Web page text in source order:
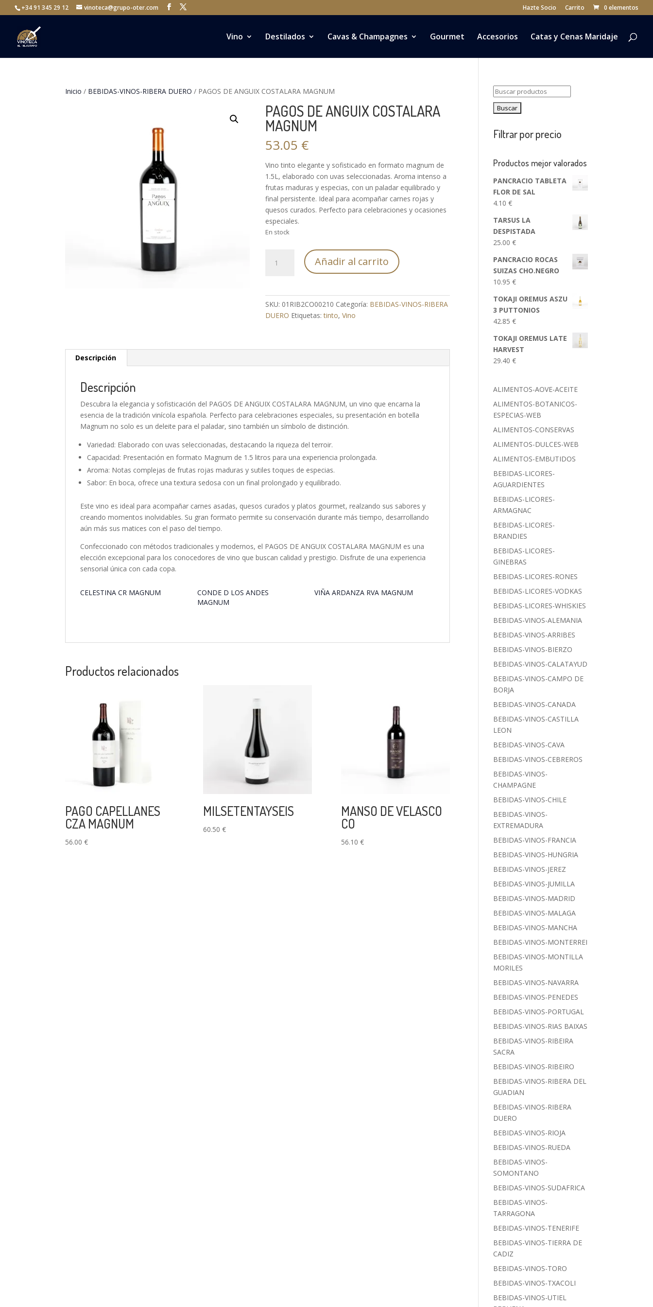
+34 91 345 29 12 vinoteca@grupo-oter.com Hazte Socio Carrito 0 elementos
Vino Destilados Cavas & Champagnes Gourmet Accesorios Catas y Cenas Maridaje
Inicio / BEBIDAS-VINOS-RIBERA DUERO / PAGOS DE ANGUIX COSTALARA MAGNUM
PAGOS DE ANGUIX COSTALARA
MAGNUM
53.05 €
Vino tinto elegante y sofisticado en formato magnum de
1.5L, elaborado con uvas seleccionadas. Aroma intenso a
frutas maduras y especias, con un paladar equilibrado y
final persistente. Ideal para acompañar carnes rojas y
quesos curados. Perfecto para celebraciones y ocasiones
especiales.
En stock
Añadir al carrito
SKU: 01RIB2CO00210 Categoría: BEBIDAS-VINOS-RIBERA
DUERO Etiquetas:tinto,Vino
Descripción
Descripción
Descubra la elegancia y sofisticación del PAGOS DE ANGUIX COSTALARA MAGNUM, un vino que encarna la
esencia de la tradición vinícola española. Perfecto para celebraciones especiales, su presentación en botella
Magnum no solo es un deleite para el paladar, sino también un símbolo de distinción.
Variedad: Elaborado con uvas seleccionadas, destacando la riqueza del terroir.
Capacidad: Presentación en formato Magnum de 1.5 litros para una experiencia prolongada.
Aroma: Notas complejas de frutas rojas maduras y sutiles toques de especias.
Sabor: En boca, ofrece una textura sedosa con un final prolongado y equilibrado.
Este vino es ideal para acompañar carnes asadas, quesos curados y platos gourmet, realzando sus sabores y
creando momentos inolvidables. Su gran formato permite su conservación durante más tiempo, desarrollando
aún más sus matices con el paso del tiempo.
Confeccionado con métodos tradicionales y modernos, el PAGOS DE ANGUIX COSTALARA MAGNUM es una
elección excepcional para los conocedores de vino que buscan calidad y prestigio. Disfrute de una experiencia
sensorial única con cada copa.
CELESTINA CR MAGNUM
CONDE D LOS ANDES
MAGNUM
VIÑA ARDANZA RVA MAGNUM
Productos relacionados
PAGO CAPELLANES
CZA MAGNUM
56.00€
MILSETENTAYSEIS
60.50 €
MANSO DE VELASCO
CO
56.10 €
Buscar:
Filtrar por precio
Productos mejor valorados
PANCRACIO TABLETA
FLOR DE SAL
4.10€
TARSUS LA
DESPISTADA
25.00€
PANCRACIO ROCAS
SUIZAS CHO.NEGRO
10.95€
TOKAJI OREMUS ASZU
3 PUTTONIOS
42.85€
TOKAJI OREMUS LATE
HARVEST
29.40€
ALIMENTOS-AOVE-ACEITE
ALIMENTOS-BOTANICOS-
ESPECIAS-WEB
ALIMENTOS-CONSERVAS
ALIMENTOS-DULCES-WEB
ALIMENTOS-EMBUTIDOS
BEBIDAS-LICORES-
AGUARDIENTES
BEBIDAS-LICORES-
ARMAGNAC
BEBIDAS-LICORES-
BRANDIES
BEBIDAS-LICORES-
GINEBRAS
BEBIDAS-LICORES-RONES
BEBIDAS-LICORES-VODKAS
BEBIDAS-LICORES-WHISKIES
BEBIDAS-VINOS-ALEMANIA
BEBIDAS-VINOS-ARRIBES
BEBIDAS-VINOS-BIERZO
BEBIDAS-VINOS-CALATAYUD
BEBIDAS-VINOS-CAMPO DE
BORJA
BEBIDAS-VINOS-CANADA
BEBIDAS-VINOS-CASTILLA
LEON
BEBIDAS-VINOS-CAVA
BEBIDAS-VINOS-CEBREROS
BEBIDAS-VINOS-
CHAMPAGNE
BEBIDAS-VINOS-CHILE
BEBIDAS-VINOS-
EXTREMADURA
BEBIDAS-VINOS-FRANCIA
BEBIDAS-VINOS-HUNGRIA
BEBIDAS-VINOS-JEREZ
BEBIDAS-VINOS-JUMILLA
BEBIDAS-VINOS-MADRID
BEBIDAS-VINOS-MALAGA
BEBIDAS-VINOS-MANCHA
BEBIDAS-VINOS-MONTERREI
BEBIDAS-VINOS-MONTILLA
MORILES
BEBIDAS-VINOS-NAVARRA
BEBIDAS-VINOS-PENEDES
BEBIDAS-VINOS-PORTUGAL
BEBIDAS-VINOS-RIAS BAIXAS
BEBIDAS-VINOS-RIBEIRA
SACRA
BEBIDAS-VINOS-RIBEIRO
BEBIDAS-VINOS-RIBERA DEL
GUADIAN
BEBIDAS-VINOS-RIBERA
DUERO
BEBIDAS-VINOS-RIOJA
BEBIDAS-VINOS-RUEDA
BEBIDAS-VINOS-
SOMONTANO
BEBIDAS-VINOS-SUDAFRICA
BEBIDAS-VINOS-
TARRAGONA
BEBIDAS-VINOS-TENERIFE
BEBIDAS-VINOS-TIERRA DE
CADIZ
BEBIDAS-VINOS-TORO
BEBIDAS-VINOS-TXACOLI
BEBIDAS-VINOS-UTIEL